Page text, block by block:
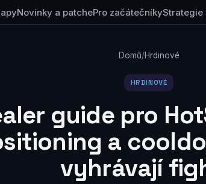
Novinky a patchePro začátečníkyStrategie
Domů/Hrdinové
HRDINOVÉ
guide pro
a
vyhrávají